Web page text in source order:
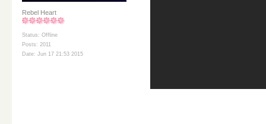
Rebel Heart
Status: Offline
Posts: 2011
Date: Jun 17 21:53 2015